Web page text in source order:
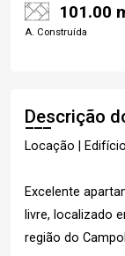
101.00
A. Construída
Descrição
Locação |
Excelente
livre, localizado
região do